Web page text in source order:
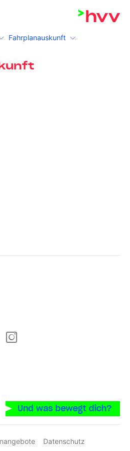
Fahrplanauskunft
Linkedln
GooglePlay
Und was bewegt dich?
Datenschutz